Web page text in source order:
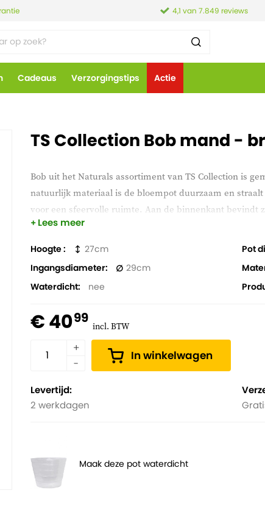
4,1 van 7.849 reviews
Cadeaus Verzorgingstips Actie
TS Collection Bob mand -
Bob uit het Naturals assortiment van TS Collection is
natuurlijk materiaal is de bloempot duurzaam en
voor een sfeervolle ruimte. Aan de binnenkant bevindt
probleem een plant in de plantenmand geplaatst kan
Lees meer
Hoogte 27 Pot
Ingangsdiameter
29
Waterdicht
nee
€ 4099 incl. BTW
In winkelwagen
Levertijd:
2 werkdagen
Maak deze pot waterdicht